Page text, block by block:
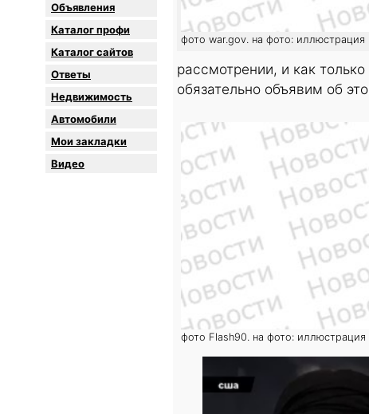
Объявления
Каталог профи
Каталог сайтов
Oтветы
Недвижимость
Автомобили
Мои закладки
Видео
фото war.gov. на фото: иллюстрация
рассмотрении, и как
обязательно объявим об
фото Flash90. на фото: иллюстрация